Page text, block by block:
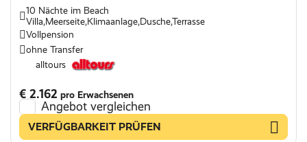
10 Nächte im Beach
Villa,Meerseite,Klimaanlage,Dusche,Terrasse
Vollpension
ohne Transfer
alltours
€ 2.162 pro Erwachsenen
Angebot vergleichen
VERFÜGBARKEIT PRÜFEN